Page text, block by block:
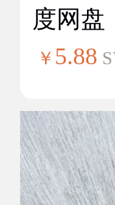
度网盘
￥ 5.88